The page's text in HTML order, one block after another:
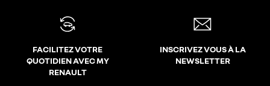
FACILITEZ VOTRE
QUOTIDIEN AVEC MY
RENAULT
INSCRIVEZ VOUS À LA
NEWSLETTER